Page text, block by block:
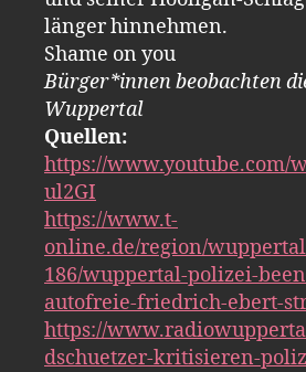
länger hinnehmen.
Shame on you
Bürger*innen beobachten
Wuppertal
Quellen:
https://www.youtube.com/
ul2GI
https://www.t-
online.de/region/
186/wuppertal-polizei-
autofreie-friedrich-ebert-
https://
dschuetzer-kritisieren-